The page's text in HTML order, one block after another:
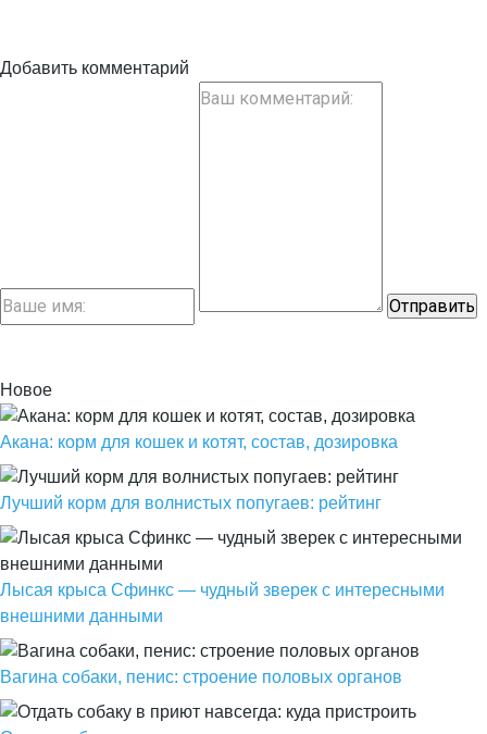
Добавить комментарий
Новое
Акана: корм для кошек и котят, состав, дозировка
Лучший корм для волнистых попугаев: рейтинг
Лысая крыса Сфинкс — чудный зверек с интересными
внешними данными
Вагина собаки, пенис: строение половых органов